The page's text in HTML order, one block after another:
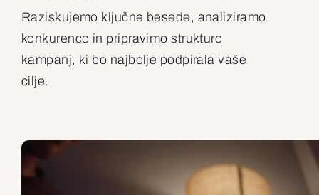
Raziskujemo ključne besede, analiziramo
konkurenco in pripravimo strukturo
kampanj, ki bo najbolje podpirala vaše
cilje.